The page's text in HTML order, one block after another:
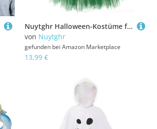
Nuytghr Halloween-Kostüme für Mädchen – Grüner Feenrock – Verkleiden Sie Cosplay-Kostüme, Rollenspiel-Zubehör für 2–10 Jahre alte Mädchen, Halloween, Karneval, Bühnenaufführung, Themenparty
von Nuytghr
gefunden bei Amazon Marketplace
13,99 €